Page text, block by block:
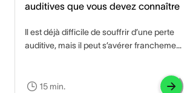
auditives que vous devez connaître
Il est déjà difficile de souffrir d’une perte
auditive, mais il peut s’avérer franchement
besoins. Quelles sont les meilleures
15 min.